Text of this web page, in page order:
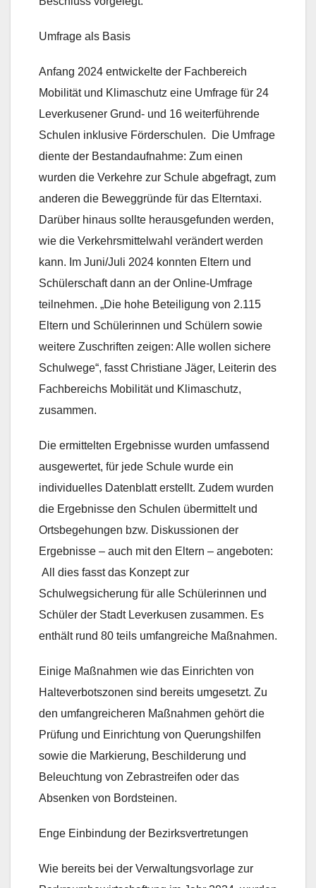
Umfrage als Basis
Anfang 2024 entwickelte der Fachbereich
Mobilität und Klimaschutz eine Umfrage für 24
Leverkusener Grund- und 16 weiterführende
Schulen inklusive Förderschulen. Die Umfrage
diente der Bestandaufnahme: Zum einen
wurden die Verkehre zur Schule abgefragt, zum
anderen die Beweggründe für das Elterntaxi.
Darüber hinaus sollte herausgefunden werden,
wie die Verkehrsmittelwahl verändert werden
kann. Im Juni/Juli 2024 konnten Eltern und
Schülerschaft dann an der Online-Umfrage
teilnehmen. „Die hohe Beteiligung von 2.115
Eltern und Schülerinnen und Schülern sowie
weitere Zuschriften zeigen: Alle wollen sichere
Schulwege“, fasst Christiane Jäger, Leiterin des
Fachbereichs Mobilität und Klimaschutz,
zusammen.
Die ermittelten Ergebnisse wurden umfassend
ausgewertet, für jede Schule wurde ein
individuelles Datenblatt erstellt. Zudem wurden
die Ergebnisse den Schulen übermittelt und
Ortsbegehungen bzw. Diskussionen der
Ergebnisse – auch mit den Eltern – angeboten:
All dies fasst das Konzept zur
Schulwegsicherung für alle Schülerinnen und
Schüler der Stadt Leverkusen zusammen. Es
enthält rund 80 teils umfangreiche Maßnahmen.
Einige Maßnahmen wie das Einrichten von
Halteverbotszonen sind bereits umgesetzt. Zu
den umfangreicheren Maßnahmen gehört die
Prüfung und Einrichtung von Querungshilfen
sowie die Markierung, Beschilderung und
Beleuchtung von Zebrastreifen oder das
Absenken von Bordsteinen.
Enge Einbindung der Bezirksvertretungen
Wie bereits bei der Verwaltungsvorlage zur